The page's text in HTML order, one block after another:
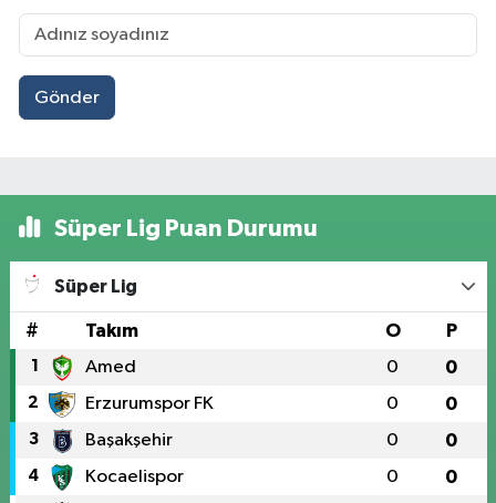
Gönder
Süper Lig Puan Durumu
Süper Lig
# Takım O P
1 Amed 0 0
2 Erzurumspor FK 0 0
3 Başakşehir 0 0
4 Kocaelispor 0 0